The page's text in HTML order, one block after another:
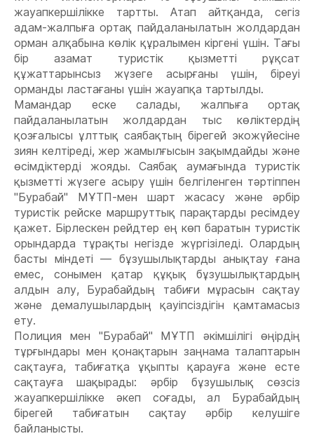
жауапкершілікке тартты. Атап айтқанда, сегіз
адам-жалпыға ортақ пайдаланылатын жолдардан
орман алқабына көлік құралымен кіргені үшін. Тағы
бір азамат туристік қызметті рұқсат
құжаттарынсыз жүзеге асырғаны үшін, біреуі
орманды ластағаны үшін жауапқа тартылды.
Мамандар еске салады, жалпыға ортақ
пайдаланылатын жолдардан тыс көліктердің
қозғалысы ұлттық саябақтың бірегей экожүйесіне
зиян келтіреді, жер жамылғысын зақымдайды және
өсімдіктерді жояды. Саябақ аумағында туристік
қызметті жүзеге асыру үшін белгіленген тәртіппен
"Бурабай" МҰТП-мен шарт жасасу және әрбір
туристік рейске маршруттық парақтарды ресімдеу
қажет. Бірлескен рейдтер ең көп баратын туристік
орындарда тұрақты негізде жүргізіледі. Олардың
басты міндеті — бұзушылықтарды анықтау ғана
емес, сонымен қатар құқық бұзушылықтардың
алдын алу, Бурабайдың табиғи мұрасын сақтау
және демалушылардың қауіпсіздігін қамтамасыз
ету.
Полиция мен "Бурабай" МҰТП әкімшілігі өңірдің
тұрғындары мен қонақтарын заңнама талаптарын
сақтауға, табиғатқа ұқыпты қарауға және есте
сақтауға шақырады: әрбір бұзушылық сөзсіз
жауапкершілікке әкеп соғады, ал Бурабайдың
бірегей табиғатын сақтау әрбір келушіге
байланысты.